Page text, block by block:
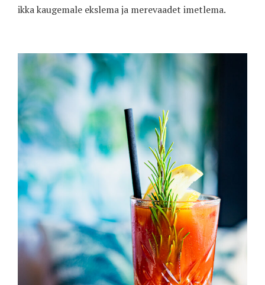
ikka kaugemale ekslema ja merevaadet imetlema.